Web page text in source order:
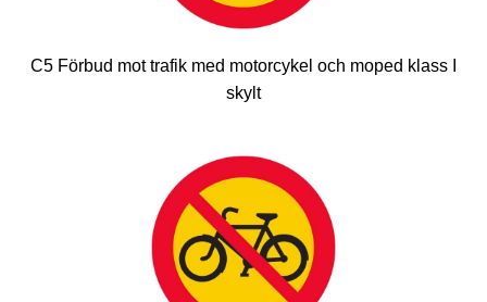
C5 Förbud mot trafik med motorcykel och moped klass I
skylt